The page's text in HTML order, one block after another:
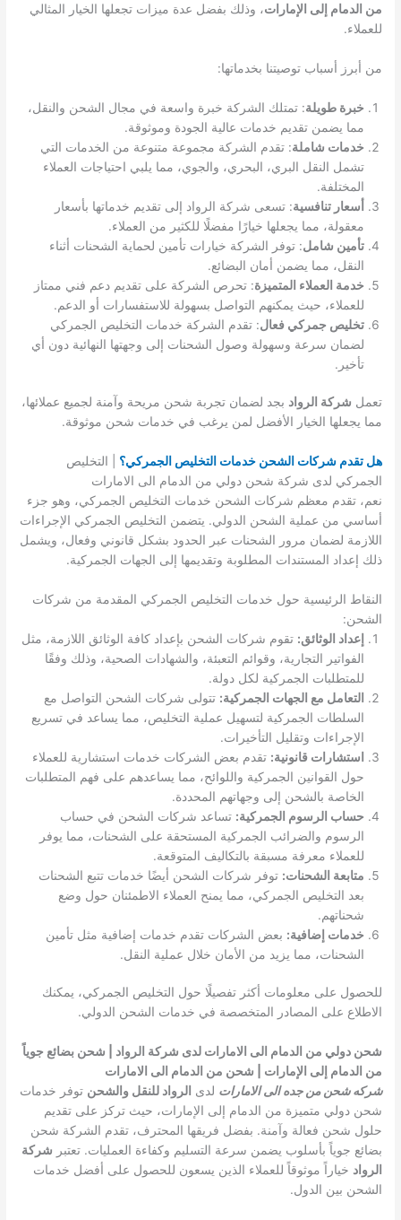
من الدمام إلى الإمارات، وذلك بفضل عدة ميزات تجعلها الخيار المثالي
للعملاء.
من أبرز أسباب توصيتنا بخدماتها:
خبرة طويلة: تمتلك الشركة خبرة واسعة في مجال الشحن والنقل،
مما يضمن تقديم خدمات عالية الجودة وموثوقة.
خدمات شاملة: تقدم الشركة مجموعة متنوعة من الخدمات التي
تشمل النقل البري، البحري، والجوي، مما يلبي احتياجات العملاء
المختلفة.
أسعار تنافسية: تسعى شركة الرواد إلى تقديم خدماتها بأسعار
معقولة، مما يجعلها خيارًا مفضلًا للكثير من العملاء.
تأمين شامل: توفر الشركة خيارات تأمين لحماية الشحنات أثناء
النقل، مما يضمن أمان البضائع.
خدمة العملاء المتميزة: تحرص الشركة على تقديم دعم فني ممتاز
للعملاء، حيث يمكنهم التواصل بسهولة للاستفسارات أو الدعم.
تخليص جمركي فعال: تقدم الشركة خدمات التخليص الجمركي
لضمان سرعة وسهولة وصول الشحنات إلى وجهتها النهائية دون أي
تأخير.
تعمل شركة الرواد بجد لضمان تجربة شحن مريحة وآمنة لجميع عملائها،
مما يجعلها الخيار الأفضل لمن يرغب في خدمات شحن موثوقة.
هل تقدم شركات الشحن خدمات التخليص الجمركي؟ | التخليص
الجمركي لدى شركة شحن دولي من الدمام الى الامارات
نعم، تقدم معظم شركات الشحن خدمات التخليص الجمركي، وهو جزء
أساسي من عملية الشحن الدولي. يتضمن التخليص الجمركي الإجراءات
اللازمة لضمان مرور الشحنات عبر الحدود بشكل قانوني وفعال، ويشمل
ذلك إعداد المستندات المطلوبة وتقديمها إلى الجهات الجمركية.
النقاط الرئيسية حول خدمات التخليص الجمركي المقدمة من شركات
الشحن:
إعداد الوثائق: تقوم شركات الشحن بإعداد كافة الوثائق اللازمة، مثل
الفواتير التجارية، وقوائم التعبئة، والشهادات الصحية، وذلك وفقًا
للمتطلبات الجمركية لكل دولة.
التعامل مع الجهات الجمركية: تتولى شركات الشحن التواصل مع
السلطات الجمركية لتسهيل عملية التخليص، مما يساعد في تسريع
الإجراءات وتقليل التأخيرات.
استشارات قانونية: تقدم بعض الشركات خدمات استشارية للعملاء
حول القوانين الجمركية واللوائح، مما يساعدهم على فهم المتطلبات
الخاصة بالشحن إلى وجهاتهم المحددة.
حساب الرسوم الجمركية: تساعد شركات الشحن في حساب
الرسوم والضرائب الجمركية المستحقة على الشحنات، مما يوفر
للعملاء معرفة مسبقة بالتكاليف المتوقعة.
متابعة الشحنات: توفر شركات الشحن أيضًا خدمات تتبع الشحنات
بعد التخليص الجمركي، مما يمنح العملاء الاطمئنان حول وضع
شحناتهم.
خدمات إضافية: بعض الشركات تقدم خدمات إضافية مثل تأمين
الشحنات، مما يزيد من الأمان خلال عملية النقل.
للحصول على معلومات أكثر تفصيلًا حول التخليص الجمركي، يمكنك
الاطلاع على المصادر المتخصصة في خدمات الشحن الدولي.
شحن دولي من الدمام الى الامارات لدى شركة الرواد | شحن بضائع جوياً
من الدمام إلى الإمارات | شحن من الدمام الى الامارات
شركه شحن من جده الى الامارات لدى الرواد للنقل والشحن توفر خدمات
شحن دولي متميزة من الدمام إلى الإمارات، حيث تركز على تقديم
حلول شحن فعالة وآمنة. بفضل فريقها المحترف، تقدم الشركة شحن
بضائع جوياً بأسلوب يضمن سرعة التسليم وكفاءة العمليات. تعتبر شركة
الرواد خياراً موثوقاً للعملاء الذين يسعون للحصول على أفضل خدمات
الشحن بين الدول.